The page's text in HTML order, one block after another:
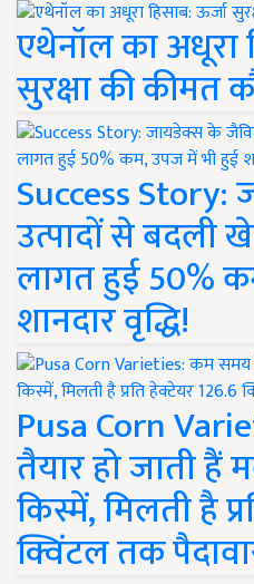
एथेनॉल का अधूरा
सुरक्षा की कीमत
Success
उत्पादों से बदली
लागत हुई 50%
शानदार वृद्धि!
Pusa Corn
तैयार हो जाती हैं
किस्में, मिलती है
क्विंटल तक